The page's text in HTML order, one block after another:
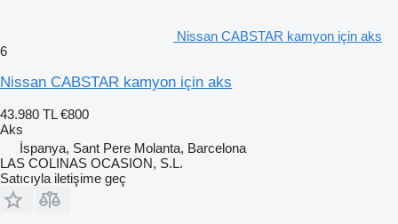
Nissan CABSTAR kamyon için aks
6
Nissan CABSTAR kamyon için aks
43.980 TL €800
Aks
İspanya, Sant Pere Molanta, Barcelona
LAS COLINAS OCASION, S.L.
Satıcıyla iletişime geç